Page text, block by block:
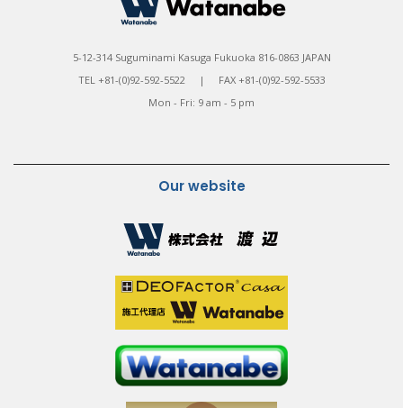
5-12-314 Suguminami Kasuga Fukuoka 816-0863 JAPAN
TEL +81-(0)92-592-5522 | FAX +81-(0)92-592-5533
Mon - Fri: 9 am - 5 pm
Our website